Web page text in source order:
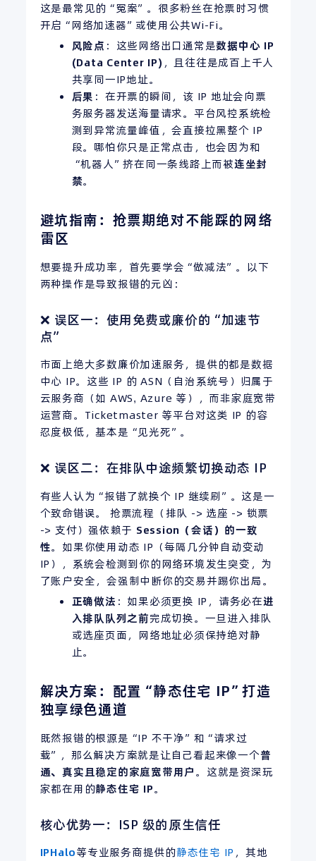
这是最常见的“冤案”。很多粉丝在抢票时习惯
开启“网络加速器”或使用公共Wi-Fi。
风险点 ：这些网络出口通常是数据中心 IP
(Data Center IP) ，且往往是成百上千人
共享同一IP地址。
后果 ：在开票的瞬间，该 IP 地址会向票
务服务器发送海量请求。平台风控系统检
测到异常流量峰值，会直接拉黑整个 IP
段。哪怕你只是正常点击，也会因为和
“机器人”挤在同一条线路上而被连坐封
禁。
避坑指南：抢票期绝对不能踩的网络
雷区
想要提升成功率，首先要学会“做减法”。以下
两种操作是导致报错的元凶：
❌ 误区一：使用免费或廉价的“加速节
点”
市面上绝大多数廉价加速服务，提供的都是数据
中心 IP。这些 IP 的 ASN（自治系统号）归属于
云服务商（如 AWS, Azure 等），而非家庭宽带
运营商。Ticketmaster 等平台对这类 IP 的容
忍度极低，基本是“见光死”。
❌ 误区二：在排队中途频繁切换动态 IP
有些人认为“报错了就换个 IP 继续刷”。这是一
个致命错误。 抢票流程（排队 -> 选座 -> 锁票
-> 支付）强依赖于 Session（会话）的一致
性。如果你使用动态 IP（每隔几分钟自动变动
IP），系统会检测到你的网络环境发生突变，为
了账户安全，会强制中断你的交易并踢你出局。
正确做法 ：如果必须更换 IP，请务必在进
入排队队列之前完成切换。一旦进入排队
或选座页面，网络地址必须保持绝对静
止。
解决方案：配置“静态住宅 IP”打造
独享绿色通道
既然报错的根源是“IP 不干净”和“请求过
载”，那么解决方案就是让自己看起来像一个普
通、真实且稳定的家庭宽带用户。这就是资深玩
家都在用的静态住宅 IP。
核心优势一：ISP 级的原生信任
IPHalo等专业服务商提供的静态住宅 IP ，其地